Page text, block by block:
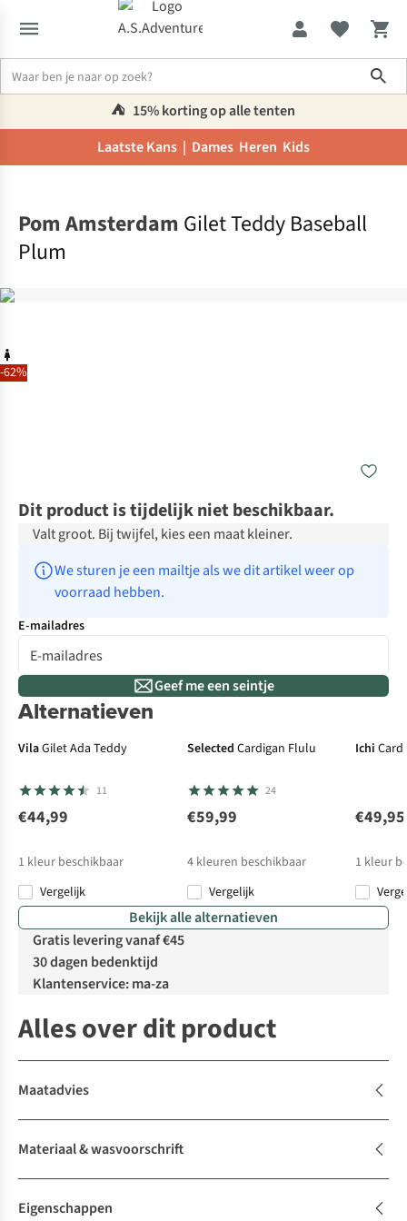
⛺️ 15% korting op alle tenten
Laatste Kans | Dames Heren Kids
-62%
Pom Amsterdam Gilet Teddy Baseball
Plum
Dit product is tijdelijk niet beschikbaar.
Valt groot. Bij twijfel, kies een maat kleiner.
We sturen je een mailtje als we dit artikel weer op
voorraad hebben.
E-mailadres
Geef me een seintje
Alternatieven
VilaGilet Ada Teddy
11
€44,99
1 kleur beschikbaar
Vergelijk
Selected Cardigan Flulu
24
€59,99
4 kleuren beschikbaar
Vergelijk
Ichi
€49,95
1 kleur
Bekijk alle alternatieven
Gratis levering vanaf €45
30 dagen bedenktijd
Klantenservice: ma-za
Alles over dit product
Maatadvies
Materiaal & wasvoorschrift
Eigenschappen